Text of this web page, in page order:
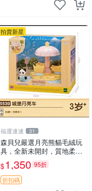
拍賣新星
福運連連 31
森貝兒嚴選月亮熊貓毛絨玩
具，全新未開封，質地柔軟
適合收藏 月亮熊貓 毛絨玩
具 新款 儲倉直銷
$1,350 95折
折扣碼